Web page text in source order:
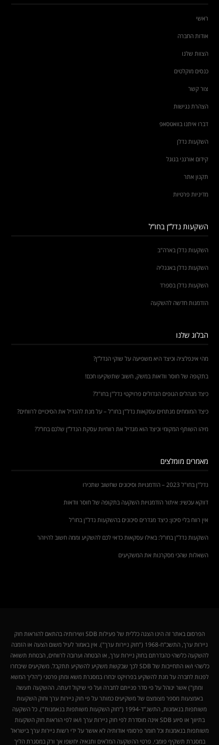
ראשי
אודות החברה
הצוות שלנו
כנסים מוקלטים
צור קשר
הצהרת נגישות
דברו איתנו בוואטסאפ
השקעות נדלן
קידום אורגני בגוגל
תקנון אתר
מדיניות פרטיות
השקעות נדל”ן בחו”ל
השקעות נדלן בארה"ב
השקעות נדלן באנגליה
השקעות נדלן בספרד
הזדמנות חדשה להשקעה
הבלוג שלנו
מהי אינפלציה וכיצד היא משפיעה על שוקי הנדל”ן?
בתקופה של חוסר וודאות במשק, חשוב שתשקיעו חכם!
כיצד מנהלים הגופים הגדולים פרויקטי נדל"ן בחו"ל?
כיצד המומחים מנתחים עסקאות נדל"ן בחו"ל – על מנת להגדיל את הסיכויים לרווחים?
מיהו השותף המקומי וכיצד הוא מגדיל את רווחיות עסקת הנדל”ן שלכם בחו”ל?
מאמרים מומלצים
נדל"ן בחו"ל 2023 – הזדמנויות וסיכונים שחשוב שתכירו
דווקא עכשיו: איתור הזדמנויות השקעה בתקופה של חוסר וודאות
אין רווח בלי סיכון: כיצד מגדרים סיכונים בהשקעות נדל"ן בחו"ל
השקעות נדל"ן בחו"ל: באילו עסקאות כדאי לכם להשקיע וממה חשוב להיזהר
השאלות שהכי מסקרנות את המשקיעים
הפרסום באתר זה הינו הצגה כללית של פעילות SDB ושירותיה בהתאם להוראות חוק
ניירות ערך, התשכ"ח-1968 ("חוק ניירות ערך"). אין באמור לעיל משום הצעה או הזמנה
להשקעה כלשהי כהגדרתם בחוק ניירות ערך, או הבטחה וערובה לרווחים, הבטחת תשואה
כלשהי ו/או התחייבות של SDB לכך שבקשת משקיע להשקיע תתקבל. משקיעים שיבחרו
לפנות לחברה על מנת להשקיע בפרויקט יבחרו במסגרת משא ומתן פרטני ("הליך המשא
ומתן") אשר ינוהל על פי סדר פנייתם לחברה ועל פי שיקול דעתה. ההשקעה תעשה
באמצעות מספר מצומצם של משקיעים כמותר על פי חוק ניירות ערך וחוק השקעות
משותפות בנאמנות, התשנ"ד-1994 ("חוק השקעות משותפות בנאמנות"). כל השקעה
בתיווך או סיוע SDB אינה מוסדרת לפי חוק ניירות ערך ו/או לפי הוראות חוק השקעות
משותפות בנאמנות וכל חומר פרסומי אודותיה לא אושר על ידי רשות ניירות ערך בישראל
במסגרת תשקיף פומבי. פרטי ההשקעה המלאים ותנאיה יחשפו אך ורק במסגרת הליך